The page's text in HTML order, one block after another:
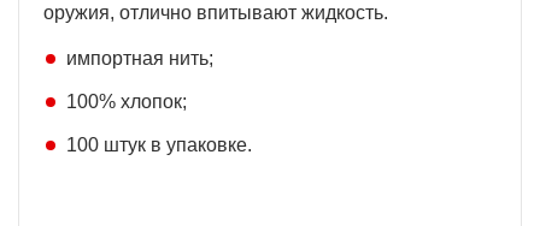
оружия, отлично впитывают жидкость.
импортная нить;
100% хлопок;
100 штук в упаковке.